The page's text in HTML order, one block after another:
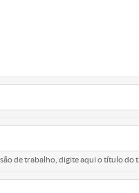
de trabalho, digite aqui o título do